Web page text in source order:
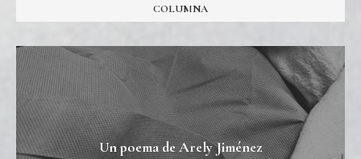
COLUMNA
Un poema de Arely Jiménez